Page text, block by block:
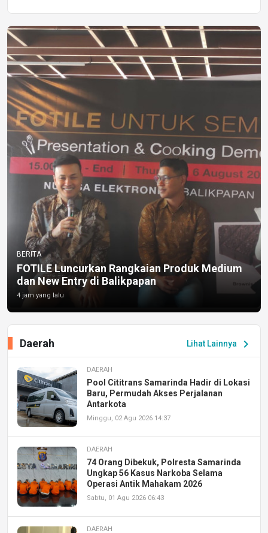
BERITA
FOTILE Luncurkan Rangkaian Produk Medium
dan New Entry di Balikpapan
4 jam yang lalu
Lihat Lainnya chevron_right
Daerah
DAERAH
Pool Cititrans Samarinda Hadir di Lokasi
Baru, Permudah Akses Perjalanan
Antarkota
Minggu, 02 Agu 2026 14:37
DAERAH
74 Orang Dibekuk, Polresta Samarinda
Ungkap 56 Kasus Narkoba Selama
Operasi Antik Mahakam 2026
Sabtu, 01 Agu 2026 06:43
DAERAH